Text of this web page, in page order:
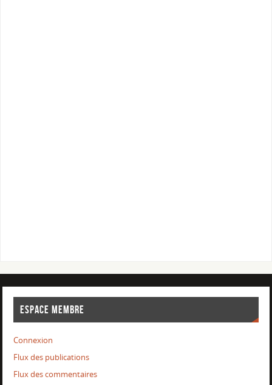
ESPACE MEMBRE
Connexion
Flux des publications
Flux des commentaires